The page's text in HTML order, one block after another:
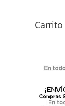
Carrito